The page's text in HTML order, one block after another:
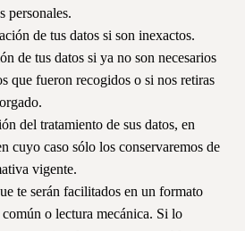
personales.
de tus datos si son inexactos.
de tus datos si ya no son necesarios
que fueron recogidos o si nos retiras
del tratamiento de sus datos, en
cuyo caso sólo los conservaremos de
vigente.
te serán facilitados en un formato
o lectura mecánica. Si lo